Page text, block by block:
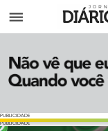
Menu
PUBLICIDADE
PUBLICIDADE